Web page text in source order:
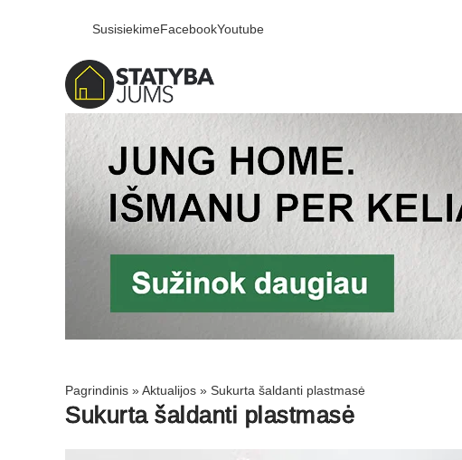
SusisiekimeFacebookYoutube
Pagrindinis »Aktualijos » Sukurta šaldanti plastmasė
Sukurta šaldanti plastmasė